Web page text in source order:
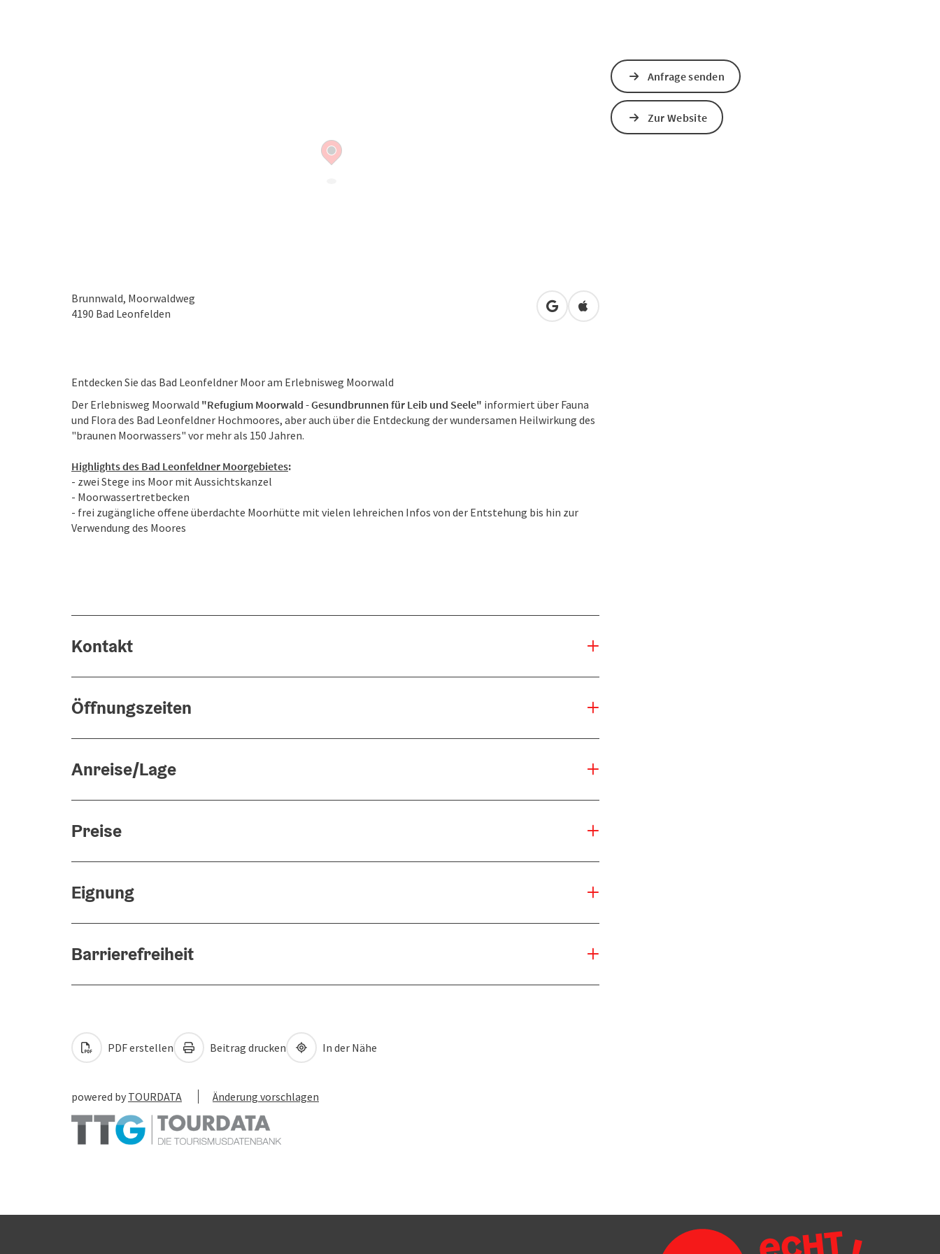
Brunnwald, Moorwaldweg
4190 Bad Leonfelden in Google Maps öffnen
in Apple Maps öffnen
Entdecken Sie das Bad Leonfeldner Moor am Erlebnisweg Moorwald
Der Erlebnisweg Moorwald "Refugium Moorwald - Gesundbrunnen für Leib und Seele" informiert über Fauna
und Flora des Bad Leonfeldner Hochmoores, aber auch über die Entdeckung der wundersamen Heilwirkung des
"braunen Moorwassers" vor mehr als 150 Jahren.
Highlights des Bad Leonfeldner Moorgebietes:
- zwei Stege ins Moor mit Aussichtskanzel
- Moorwassertretbecken
- frei zugängliche offene überdachte Moorhütte mit vielen lehreichen Infos von der Entstehung bis hin zur
Verwendung des Moores
Kontakt
Öffnungszeiten
Anreise/Lage
Preise
Eignung
Barrierefreiheit
Anfrage senden
Zur Website
PDF erstellen Beitrag drucken In der Nähe
powered by TOURDATA Änderung vorschlagen